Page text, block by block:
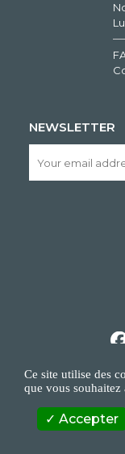
NEWSLETTER
COPYRIGHT/IP
Ce site utilise des
que vous souhaitez
Accepter